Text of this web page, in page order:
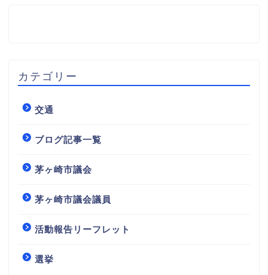
カテゴリー
交通
ブログ記事一覧
茅ヶ崎市議会
茅ヶ崎市議会議員
活動報告リーフレット
選挙